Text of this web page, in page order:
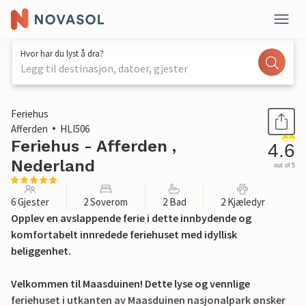
Hvor har du lyst å dra?
Legg til destinasjon, datoer, gjester
1 / 34
Feriehus
Afferden
HLI506
Feriehus - Afferden ,
Nederland
4.6
out of 5
6 Gjester 2 Soverom 2 Bad 2 Kjæledyr
Opplev en avslappende ferie i dette innbydende og
komfortabelt innredede feriehuset med idyllisk
beliggenhet.
Velkommen til Maasduinen! Dette lyse og vennlige
feriehuset i utkanten av Maasduinen nasjonalpark ønsker